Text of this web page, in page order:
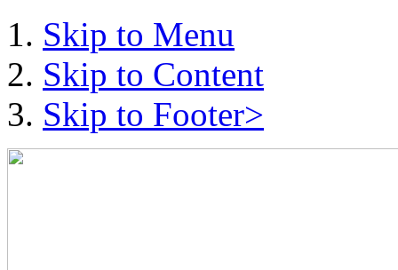
Skip to Menu
Skip to Content
Skip to Footer>